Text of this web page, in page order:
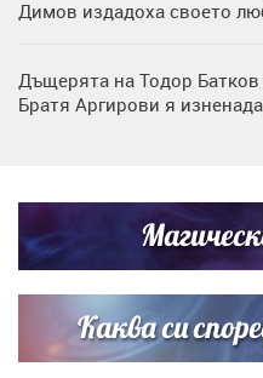
Димов издадоха своето
Дъщерята на Тодор Батков
Братя Аргирови я
Списъкът е ясен: Джей Ло
сватбата на Роналдо
Каква си